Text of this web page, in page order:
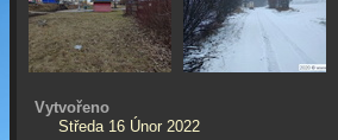
Vytvořeno
Středa 16 Únor 2022